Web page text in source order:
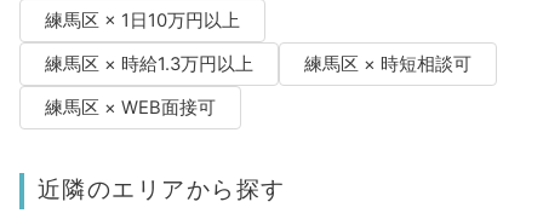
練馬区 × 1日10万円以上
練馬区 × 時給1.3万円以上
練馬区 × 時短相談可
練馬区 × WEB面接可
近隣のエリアから探す